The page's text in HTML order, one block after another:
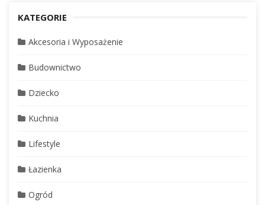
KATEGORIE
Akcesoria i Wyposażenie
Budownictwo
Dziecko
Kuchnia
Lifestyle
Łazienka
Ogród